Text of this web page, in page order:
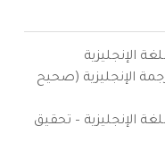
الإنجليزية
الإنجليزية (صحيح
الإنجليزية – تحقيق